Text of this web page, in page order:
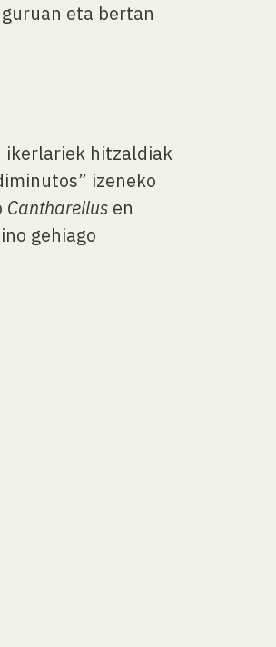
eta bertan
ikerlariek hitzaldiak
izeneko
Cantharellus en
gehiago